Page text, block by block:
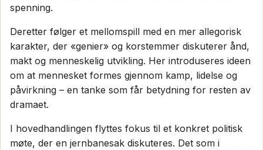
spenning.
Deretter følger et mellomspill med en mer allegorisk
karakter, der «genier» og korstemmer diskuterer ånd,
makt og menneskelig utvikling. Her introduseres ideen
om at mennesket formes gjennom kamp, lidelse og
påvirkning – en tanke som får betydning for resten av
dramaet.
I hovedhandlingen flyttes fokus til et konkret politisk
møte, der en jernbanesak diskuteres. Det som i